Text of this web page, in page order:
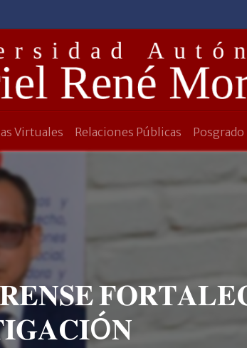
Virtuales Relaciones Públicas Posgrado